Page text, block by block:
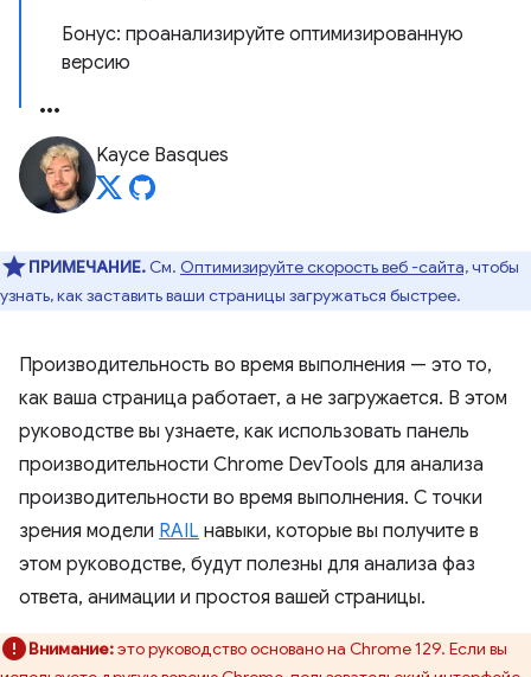
Бонус: проанализируйте оптимизированную
версию
Kayce Basques
ПРИМЕЧАНИЕ. См. Оптимизируйте скорость веб -сайта,чтобы
узнать, как заставить ваши страницы загружаться быстрее.
Производительность во время выполнения — это то,
как ваша страница работает, а не загружается. В этом
руководстве вы узнаете, как использовать панель
производительности Chrome DevTools для анализа
производительности во время выполнения. С точки
зрения модели RAIL навыки, которые вы получите в
этом руководстве, будут полезны для анализа фаз
ответа, анимации и простоя вашей страницы.
Внимание:это руководство основано на Chrome 129. Если вы